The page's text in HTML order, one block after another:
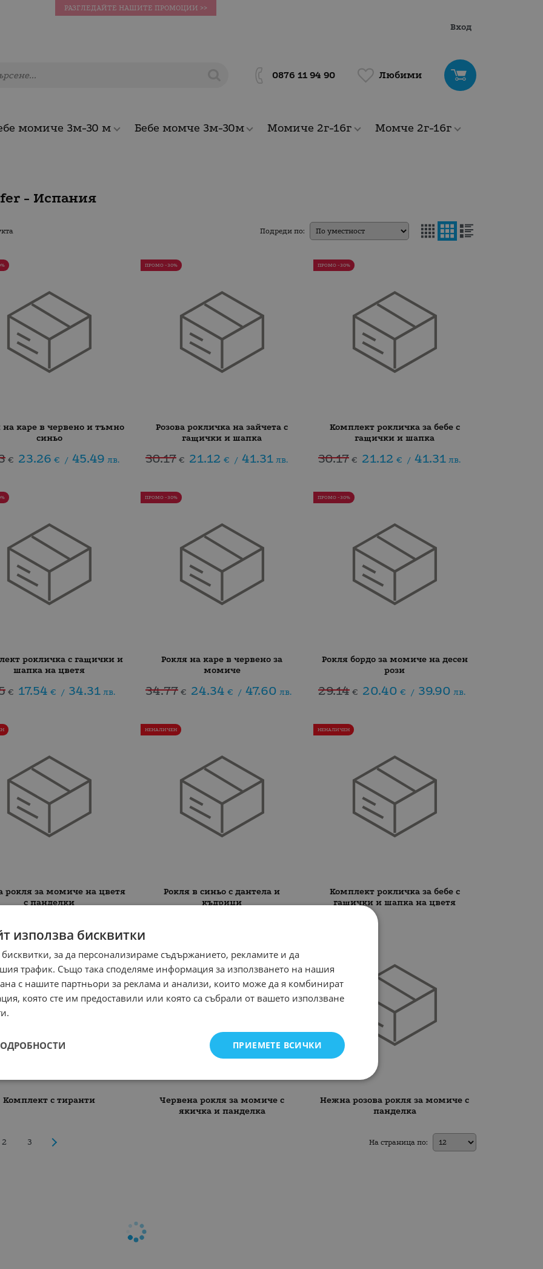
РАЗГЛЕДАЙТЕ НАШИТЕ ПРОМОЦИИ >>
Вход
0876 11 94 90 Любими
момиче 3м-30 м Бебе момче 3м-30м Момиче 2г-16г Момче 2г-16г
- Испания
Подреди по:
на каре в червено и тъмно
синьо
€ 23.26 € / 45.49 лв.
Розова рокличка на зайчета с
гащички и шапка
30.17 € 21.12 € / 41.31 лв.
ПРОМО -30%
Комплект рокличка за бебе с
гащички и шапка
30.17 € 21.12 € / 41.31 лв.
ПРОМО -30%
рокличка с гащички и
шапка на цветя
€ 17.54 € / 34.31 лв.
Рокля на каре в червено за
момиче
34.77 € 24.34 € / 47.60 лв.
ПРОМО -30%
Рокля бордо за момиче на десен
рози
29.14 € 20.40 € / 39.90 лв.
ПРОМО -30%
рокля за момиче на цветя
с панделки
Рокля в синьо с дантела и
къдрици
НЕНАЛИЧЕН
Комплект рокличка за бебе с
гащички и шапка на цветя
НЕНАЛИЧЕН
Комплект с тиранти
Червена рокля за момиче с
якичка и панделка
Нежна розова рокля за момиче с
панделка
2 3 На страница по:
използва бисквитки
за да персонализираме съдържанието, рекламите и да
трафик. Също така споделяме информация за използването на нашия
с нашите партньори за реклама и анализи, които може да я комбинират
която сте им предоставили или която са събрали от вашето използване
ПРИЕМЕТЕ ВСИЧКИ